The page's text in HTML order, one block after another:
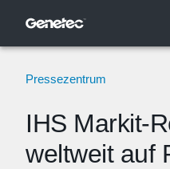
Pressezentrum
IHS Markit-
weltweit auf